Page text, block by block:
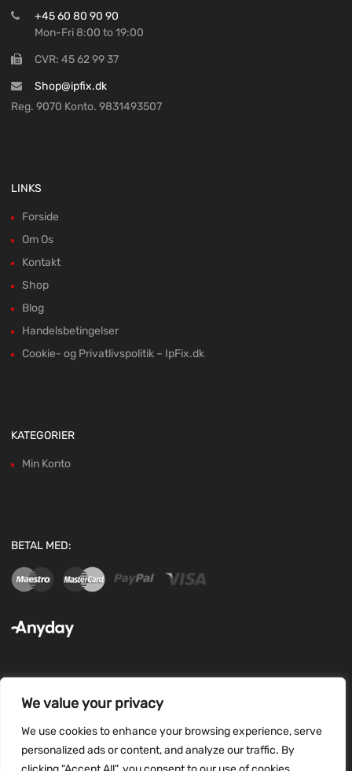
We value your privacy
We use cookies to enhance your browsing experience, serve
personalized ads or content, and analyze our traffic. By
+45 60 80 90 90
Mon-Fri 8:00 to 19:00
CVR: 45 62 99 37
Shop@ipfix.dk
Reg. 9070 Konto. 9831493507
LINKS
Forside
Om Os
Kontakt
Shop
Blog
Handelsbetingelser
Cookie- og Privatlivspolitik – IpFix.dk
KATEGORIER
Min Konto
BETAL MED:
FØLG OS: